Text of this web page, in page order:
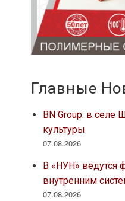
Главные
BN Group: в селе
культуры
07.08.2026
В «НУН» ведутся
внутренним
07.08.2026